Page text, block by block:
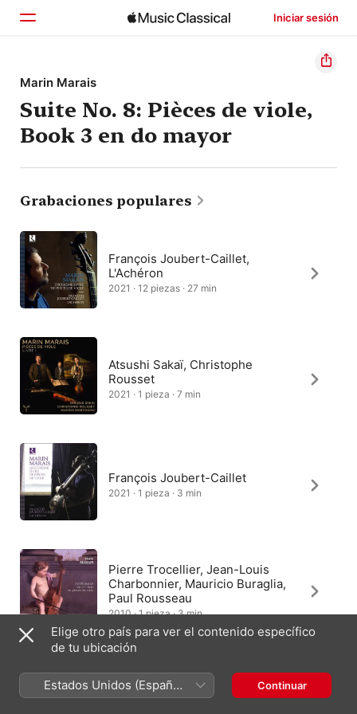
Iniciar sesión
Inicio
Explorar
Buscar
Marin Marais
Suite No. 8: Pièces de viole,
Book 3 en do mayor
Grabaciones populares
François Joubert-Caillet,
L'Achéron
2021 · 12 piezas · 27 min
Atsushi Sakaï, Christophe
Rousset
2021 · 1 pieza · 7 min
François Joubert-Caillet
2021 · 1 pieza · 3 min
Pierre Trocellier, Jean-Louis
Charbonnier, Mauricio Buraglia,
Paul Rousseau
2010 · 1 pieza · 3 min
Hille Perl, Lee Santana
Elige otro país para ver el contenido específico
de tu ubicación
Estados Unidos (Español
México)
Continuar